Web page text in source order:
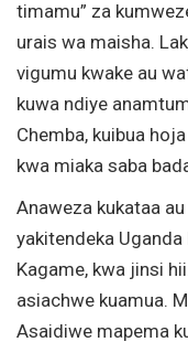
timamu” za
urais wa maisha.
vigumu kwake au
kuwa ndiye
Chemba, kuibua
kwa miaka saba
Anaweza kukataa
yakitendeka
Kagame, kwa jinsi
asiachwe kuamua.
Asaidiwe mapema